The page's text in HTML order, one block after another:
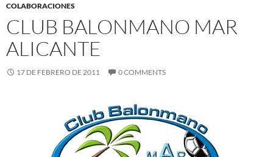
COLABORACIONES
CLUB BALONMANO MAR
ALICANTE
17 DE FEBRERO DE 2011 0 COMMENTS